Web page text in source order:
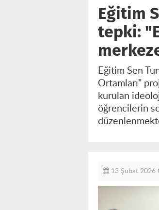
Eğitim
tepki:
Eğitim Sen
Ortamları"
kurulan
öğrencilerin
13 Şubat 2026